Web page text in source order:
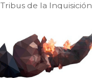
Tribus de la Inquisición